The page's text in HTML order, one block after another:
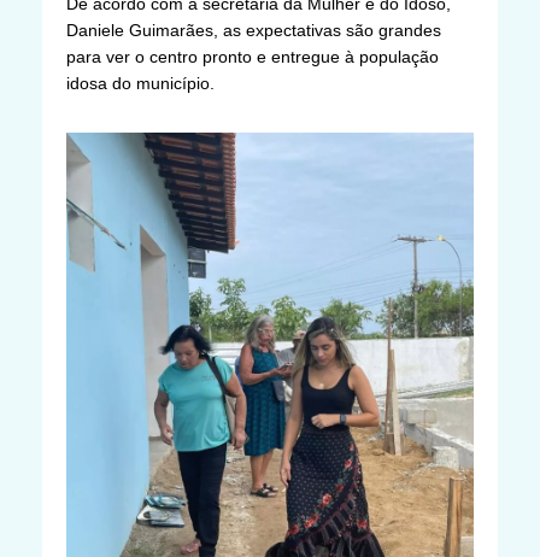
De acordo com a secretária da Mulher e do Idoso,
Daniele Guimarães, as expectativas são grandes
para ver o centro pronto e entregue à população
idosa do município.